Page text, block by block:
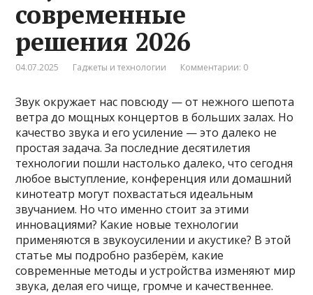
современные
решения 2026
04.07.2025 Гаджеты и технологии Комментарии: 0
Звук окружает нас повсюду — от нежного шепота
ветра до мощных концертов в больших залах. Но
качество звука и его усиление — это далеко не
простая задача. За последние десятилетия
технологии пошли настолько далеко, что сегодня
любое выступление, конференция или домашний
кинотеатр могут похвастаться идеальным
звучанием. Но что именно стоит за этими
инновациями? Какие новые технологии
применяются в звукоусилении и акустике? В этой
статье мы подробно разберём, какие
современные методы и устройства изменяют мир
звука, делая его чище, громче и качественнее.